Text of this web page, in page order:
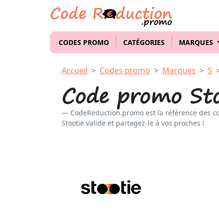
CODES PROMO CATÉGORIES MARQUES
Accueil Codes promo Marques S
Code promo
CodeReduction.promo est la référence des
Stootie valide et partagez-le à vos proches !